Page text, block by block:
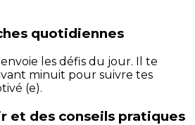
quotidiennes
les défis du jour. Il te
minuit pour suivre tes
(e).
et des conseils pratiques